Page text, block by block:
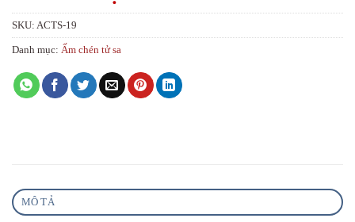
SKU: ACTS-19
Danh mục: Ấm chén tử sa
MÔ TẢ